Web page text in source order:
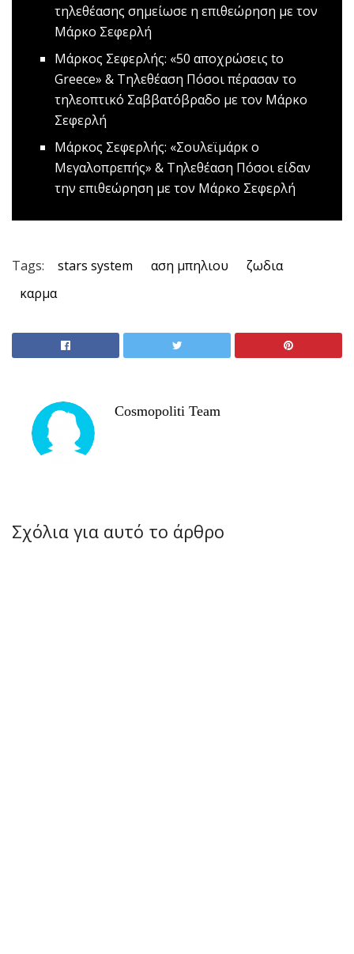
τηλεθέασης σημείωσε η επιθεώρηση με τον
Μάρκο Σεφερλή
Mάρκος Σεφερλής: «50 αποχρώσεις to
Greece» & Τηλεθέαση Πόσοι πέρασαν το
τηλεοπτικό Σαββατόβραδο με τον Μάρκο
Σεφερλή
Mάρκος Σεφερλής: «Σουλεϊμάρκ ο
Μεγαλοπρεπής» & Τηλεθέαση Πόσοι είδαν
την επιθεώρηση με τον Μάρκο Σεφερλή
Tags: stars system αση μπηλιου
ζωδια
καρμα
Cosmopoliti Team
Σχόλια για αυτό το άρθρο